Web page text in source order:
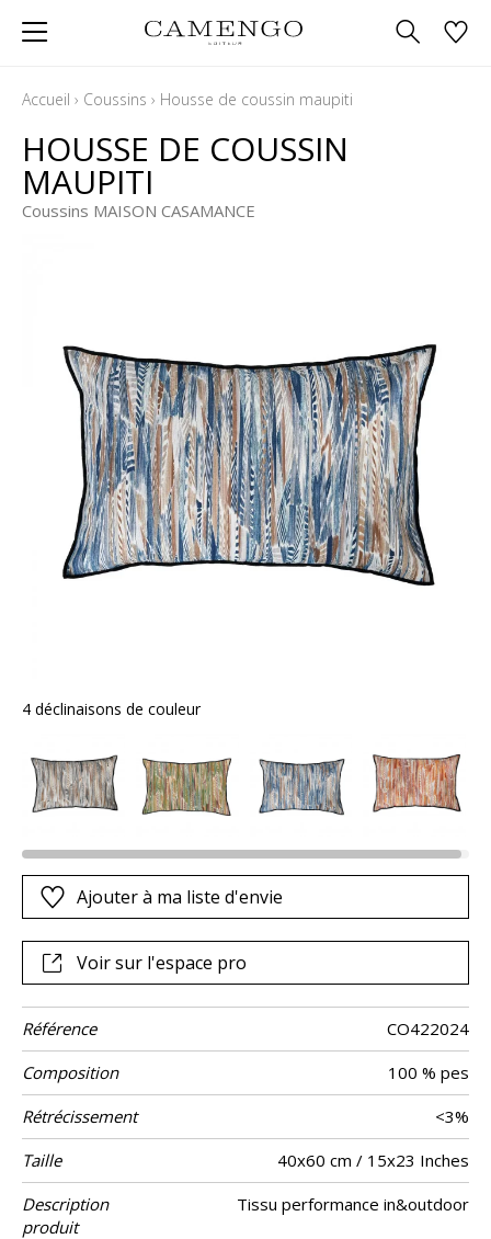
Accueil › Coussins › Housse de coussin maupiti
HOUSSE DE COUSSIN
MAUPITI
Coussins MAISON CASAMANCE
4 déclinaisons de couleur
Ajouter à ma liste d'envie
Voir sur l'espace pro
Référence
CO422024
Composition
100 % pes
Rétrécissement
<3%
Taille
40x60 cm / 15x23 Inches
Description
produit
Tissu performance in&outdoor